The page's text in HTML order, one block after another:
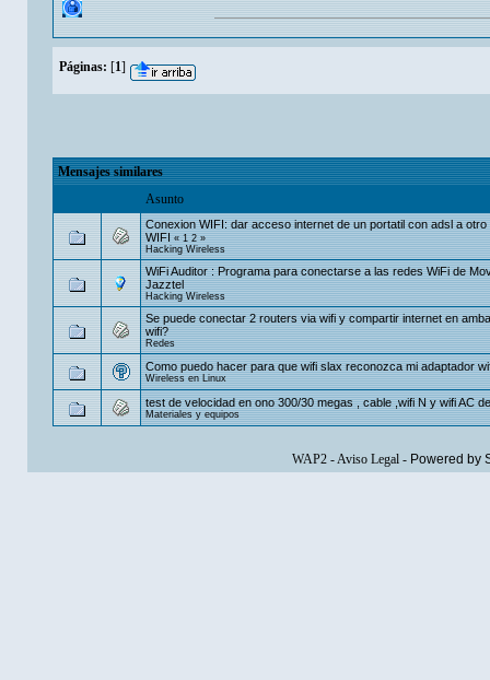
Páginas: [1]
Mensajes similares
Asunto
Conexion WIFI: dar acceso internet de un portatil con adsl a otro
WIFI «1 2»
Hacking Wireless
WiFi Auditor : Programa para conectarse a las redes WiFi de
Jazztel
Hacking Wireless
Se puede conectar 2 routers via wifi y compartir internet en
wifi?
Redes
Como puedo hacer para que wifi slax reconozca mi adaptador
Wireless en Linux
test de velocidad en ono 300/30 megas , cable ,wifi N y wifi AC
Materiales y equipos
WAP2-Aviso Legal- Powered by